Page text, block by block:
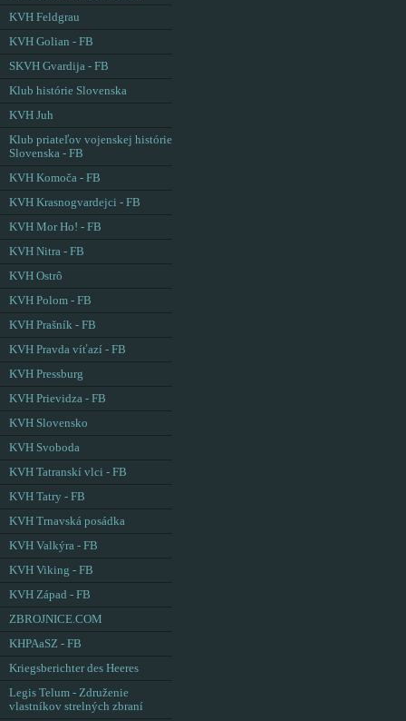
KVH Feldgrau
KVH Golian - FB
SKVH Gvardija - FB
Klub histórie Slovenska
KVH Juh
Klub priateľov vojenskej histórie
Slovenska - FB
KVH Komoča - FB
KVH Krasnogvardejci - FB
KVH Mor Ho! - FB
KVH Nitra - FB
KVH Ostrô
KVH Polom - FB
KVH Prašník - FB
KVH Pravda víťazí - FB
KVH Pressburg
KVH Prievidza - FB
KVH Slovensko
KVH Svoboda
KVH Tatranskí vlci - FB
KVH Tatry - FB
KVH Trnavská posádka
KVH Valkýra - FB
KVH Viking - FB
KVH Západ - FB
ZBROJNICE.COM
KHPAaSZ - FB
Kriegsberichter des Heeres
Legis Telum - Združenie
vlastníkov strelných zbraní